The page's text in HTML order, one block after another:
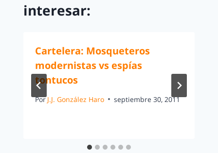
interesar:
Cartelera: Mosqueteros
modernistas vs espías
tontucos
Por J.J. González Haro septiembre 30, 2011